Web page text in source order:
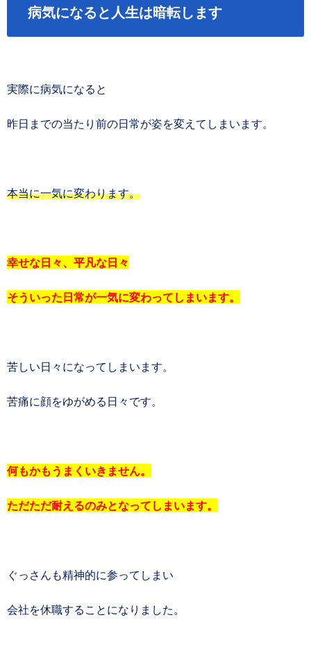
病気になると人生は暗転します
実際に病気になると
昨日までの当たり前の日常が姿を変えてしまいます。
本当に一気に変わります。
幸せな日々、平凡な日々
そういった日常が一気に変わってしまいます。
苦しい日々になってしまいます。
苦痛に顔をゆがめる日々です。
何もかもうまくいきません。
ただただ耐えるのみとなってしまいます。
ぐっさんも精神的に参ってしまい
会社を休職することになりました。